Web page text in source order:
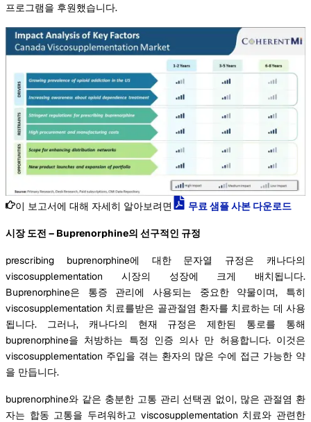
프로그램을 후원했습니다.
이 보고서에 대해 자세히 알아보려면 무료 샘플 사본 다운로드
시장 도전 – Buprenorphine의 선구적인 규정
prescribing buprenorphine에 대한 문자열 규정은 캐나다의
viscosupplementation 시장의 성장에 크게 배치됩니다.
Buprenorphine은 통증 관리에 사용되는 중요한 약물이며, 특히
viscosupplementation 치료를받은 골관절염 환자를 치료하는 데 사용
됩니다. 그러나, 캐나다의 현재 규정은 제한된 통로를 통해
buprenorphine을 처방하는 특정 인증 의사 만 허용합니다. 이것은
viscosupplementation 주입을 겪는 환자의 많은 수에 접근 가능한 약
을 만듭니다.
buprenorphine와 같은 충분한 고통 관리 선택권 없이, 많은 관절염 환
자는 합동 고통을 두려워하고 viscosupplementation 치료와 관련한